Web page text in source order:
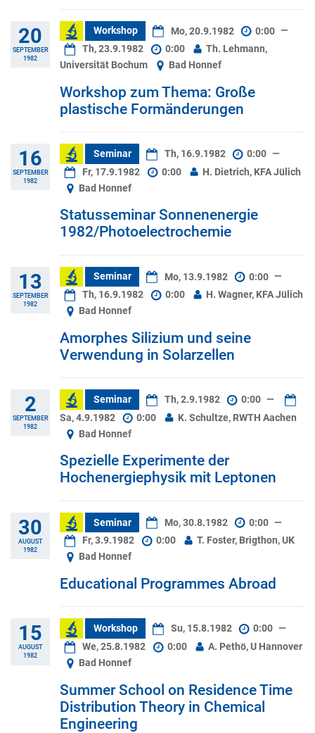
20
SEPTEMBER
1982
Workshop Mo, 20.9.1982 0:00 —
Th, 23.9.1982
0:00
Th. Lehmann,
Universität Bochum
Bad Honnef
Workshop zum Thema: Große
plastische Formänderungen
16
SEPTEMBER
1982
Seminar Th, 16.9.1982 0:00 —
Fr, 17.9.1982
0:00
H. Dietrich, KFA Jülich
Bad Honnef
Statusseminar Sonnenenergie
1982/Photoelectrochemie
13
SEPTEMBER
1982
Seminar Mo, 13.9.1982 0:00 —
Th, 16.9.1982
0:00
H. Wagner, KFA Jülich
Bad Honnef
Amorphes Silizium und seine
Verwendung in Solarzellen
2
SEPTEMBER
1982
Seminar Th, 2.9.1982 0:00 —
Sa, 4.9.1982
0:00
K. Schultze, RWTH Aachen
Bad Honnef
Spezielle Experimente der
Hochenergiephysik mit Leptonen
30
AUGUST
1982
Seminar Mo, 30.8.1982 0:00 —
Fr, 3.9.1982
0:00
T. Foster, Brigthon, UK
Bad Honnef
Educational Programmes Abroad
15
AUGUST
1982
Workshop Su, 15.8.1982 0:00 —
We, 25.8.1982
0:00
A. Pethö, U Hannover
Bad Honnef
Summer School on Residence Time
Distribution Theory in Chemical
Engineering